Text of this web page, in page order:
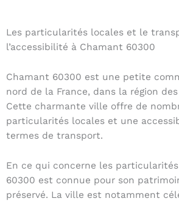
Les particularités locales et le
l’accessibilité à Chamant 60300
Chamant 60300 est une petite
nord de la France, dans la région
Cette charmante ville offre de
particularités locales et une
termes de transport.
En ce qui concerne les
60300 est connue pour son
préservé. La ville est notamment